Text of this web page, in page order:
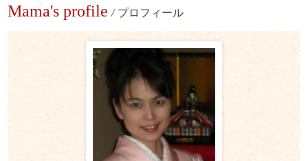
Mama's profile / プロフィール